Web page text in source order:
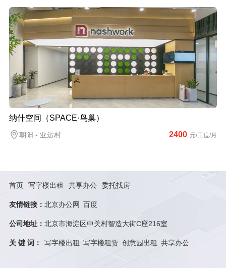
纳什空间（SPACE·鸟巢）
朝阳 - 亚运村 2400 元/工位/月
首页 写字楼出租 共享办公 委托找房
友情链接： 北京办公网 百度
公司地址： 北京市海淀区中关村智造大街C座216室
关 键 词： 写字楼出租 写字楼租赁 创意园出租 共享办公